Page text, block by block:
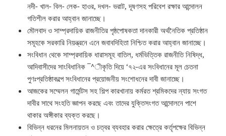
নদী- খাল- বিল- লেক- হাওর, দখল- ভরাট, দূষণসহ পরিবেশ রক্ষার আন্দোলন
গতিশীল করার আহ্বান জানাচ্ছে।
মৌলবাদ ও সাম্প্রদায়িক রাজনীতির পৃষ্ঠপোষকতা দানকারী অর্থনৈতিক প্রতিষ্ঠান
সমূহকে সরকারি নিয়ন্ত্রনে এনে জবাবদিহিতা নিশ্চিত করার আহ্বান জানাচ্ছে।
সংবিধান থেকে সাম্প্রদায়িক ধারাসমূহ বাতিল, ধর্মভিত্তিক রাজনীতি নিষিদ্ধ,
আদিবাসীদের সাংবিধানিক ¯^ীকৃতি দিয়ে ‘৭২-এর সংবিধানের মূল চেতনা
পুণঃপ্রতিষ্ঠাকল্পে সংবিধানের প্রয়োজনীয় সংশোধনের দাবী জানাচ্ছে।
আজকের সম্মেলন গার্মেন্টস সহ শিল্প কারখানায় কর্মরত শ্রমিকদের ন্যায় সংগত
দাবীর সাথে সংহতি জ্ঞাপন করছে এবং তাদের যুক্তিসংগত আন্দোলনে পাশে
থাকার অঙ্গীকার ব্যক্ত করছে।
বিভিন্ন ধরনের মিলনায়তন ও চত্বর ব্যবহার করার ক্ষেত্রে কর্তৃপক্ষের বিভিন্ন